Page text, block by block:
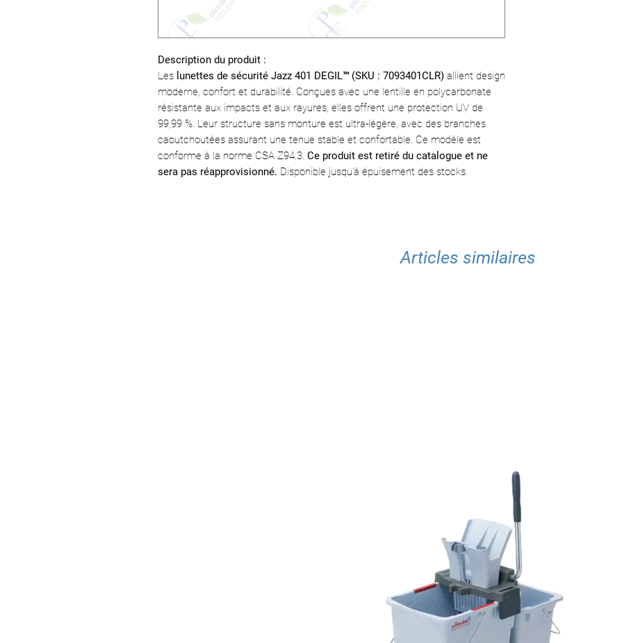
Description du produit :
Les lunettes de sécurité Jazz 401 DEGIL™ (SKU : 7093401CLR) allient design
moderne, confort et durabilité. Conçues avec une lentille en polycarbonate
résistante aux impacts et aux rayures, elles offrent une protection UV de
99,99 %. Leur structure sans monture est ultra-légère, avec des branches
caoutchoutées assurant une tenue stable et confortable. Ce modèle est
conforme à la norme CSA Z94.3. Ce produit est retiré du catalogue et ne
sera pas réapprovisionné. Disponible jusqu'à épuisement des stocks.
Articles similaires